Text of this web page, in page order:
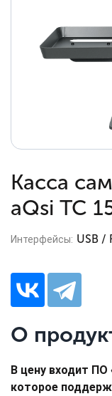
Касса
aQsi ТС
Интерфейсы: USB /
О
В цену входит ПО
которое